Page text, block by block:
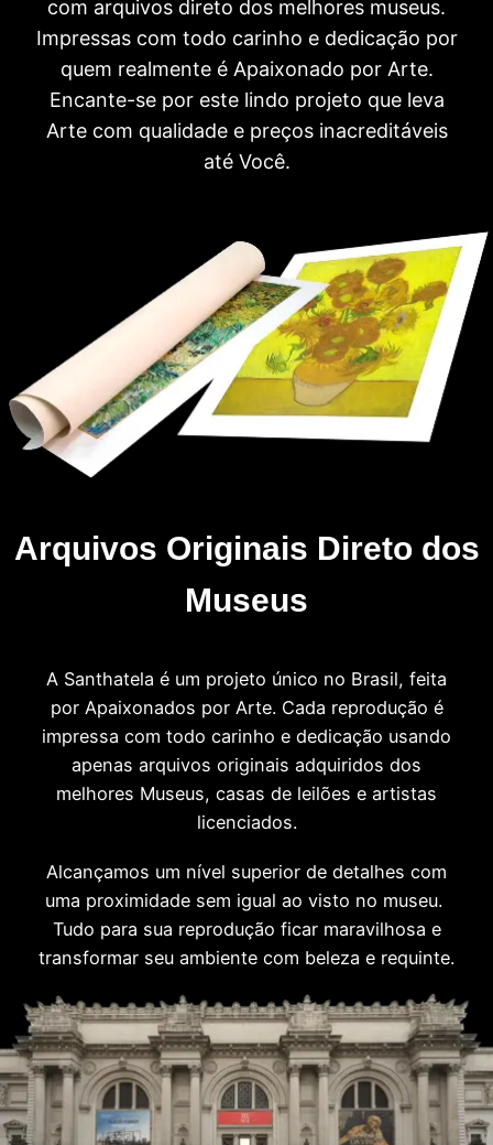
com arquivos direto dos melhores museus.
Impressas com todo carinho e dedicação por
quem realmente é Apaixonado por Arte.
Encante-se por este lindo projeto que leva
Arte com qualidade e preços inacreditáveis
até Você.
Arquivos Originais Direto dos
Museus
A Santhatela é um projeto único no Brasil, feita
por Apaixonados por Arte. Cada reprodução é
impressa com todo carinho e dedicação usando
apenas arquivos originais adquiridos dos
melhores Museus, casas de leilões e artistas
licenciados.
Alcançamos um nível superior de detalhes com
uma proximidade sem igual ao visto no museu.
Tudo para sua reprodução ficar maravilhosa e
transformar seu ambiente com beleza e requinte.